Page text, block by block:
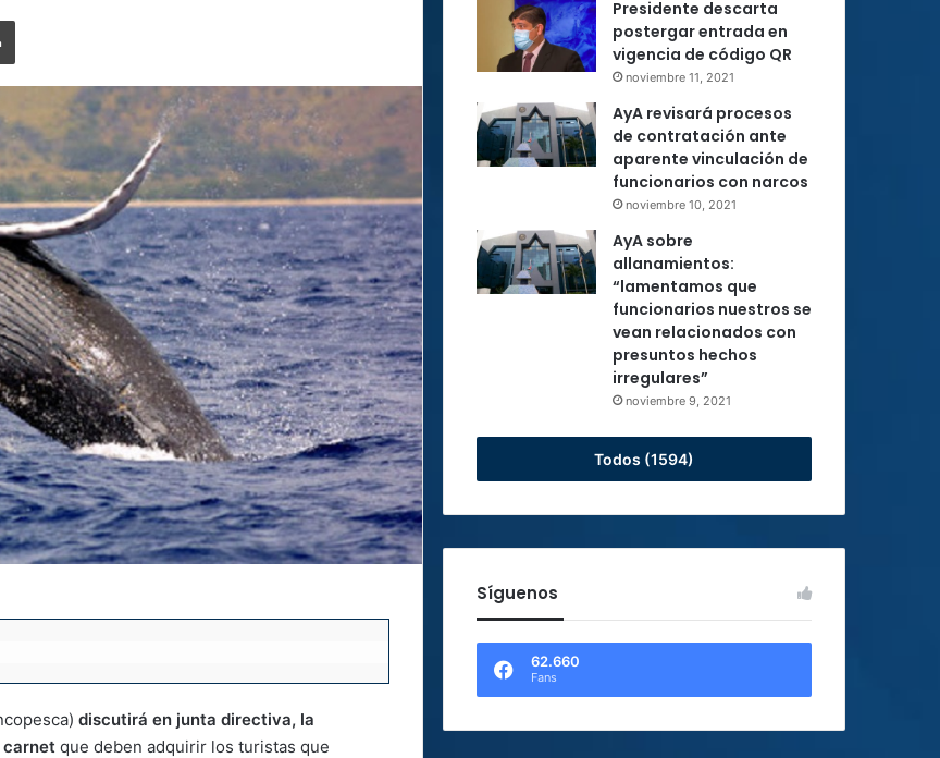
electrónico
Imprimir
discutirá en junta directiva, la
carnet que deben adquirir los turistas que
Presidente descarta
postergar entrada en
vigencia de código QR
noviembre 11, 2021
AyA revisará procesos
de contratación ante
aparente vinculación de
funcionarios con narcos
noviembre 10, 2021
AyA sobre
allanamientos:
“lamentamos que
funcionarios nuestros se
vean relacionados con
presuntos hechos
irregulares”
noviembre 9, 2021
Todos (1594)
Síguenos
62.660
Fans